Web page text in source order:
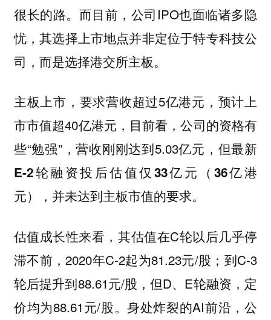
很长的路。而目前，公司IPO也面临诸多隐
忧，其选择上市地点并非定位于特专科技公
司，而是选择港交所主板。
主板上市，要求营收超过5亿港元，预计上
市市值超40亿港元，目前看，公司的资格有
些“勉强”，营收刚刚达到5.03亿元， 但最新
E-2轮融资投后估值仅33亿元（36亿港
元），并未达到主板市值的要求。
估值成长性来看，其估值在C轮以后几乎停
滞不前，2020年C-2起为81.23元/股；到C-3
轮后提升到88.61元/股，但D、E轮融资，定
价均为88.61元/股。身处炸裂的AI前沿，公